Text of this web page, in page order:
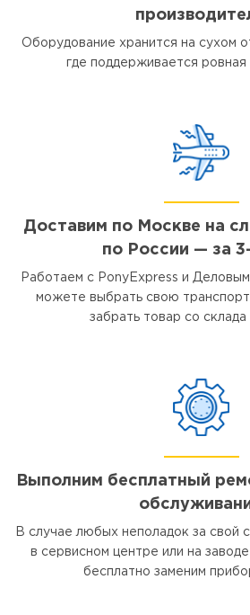
Оборудование хранится на сухом
где поддерживается ровная
Доставим по Москве на
по России — за
Работаем с PonyExpress и
можете выбрать свою
забрать товар со склада
Выполним бесплатный
В случае любых неполадок за свой
в сервисном центре или на
бесплатно заменим